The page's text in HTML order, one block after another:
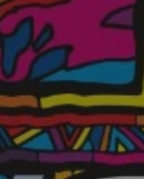
Do przechowywania
sesji.
Rejestruje, który klaster
gościa. Jest to
równoważenia
doświadczenia
Ten plik cookie jest
Script.com do
dotyczących zgody
Jest to konieczne, aby
Script.com działał